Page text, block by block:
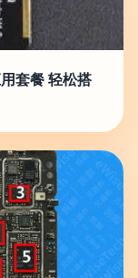
套餐 轻松搭